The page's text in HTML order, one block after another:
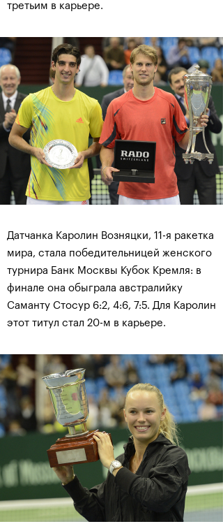
третьим в карьере.
Датчанка Каролин Возняцки, 11-я ракетка
мира, стала победительницей женского
турнира Банк Москвы Кубок Кремля: в
финале она обыграла австралийку
Саманту Стосур 6:2, 4:6, 7:5. Для Каролин
этот титул стал 20-м в карьере.